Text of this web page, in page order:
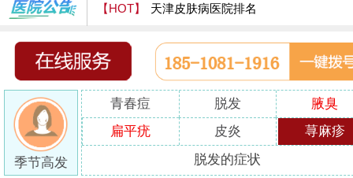
【HOT】 天津皮肤病医院排名
天津津门皮肤病医院怎么样
季节高发
青春痘 脱发
腋臭
扁平疣
皮炎 荨麻疹
脱发的症状